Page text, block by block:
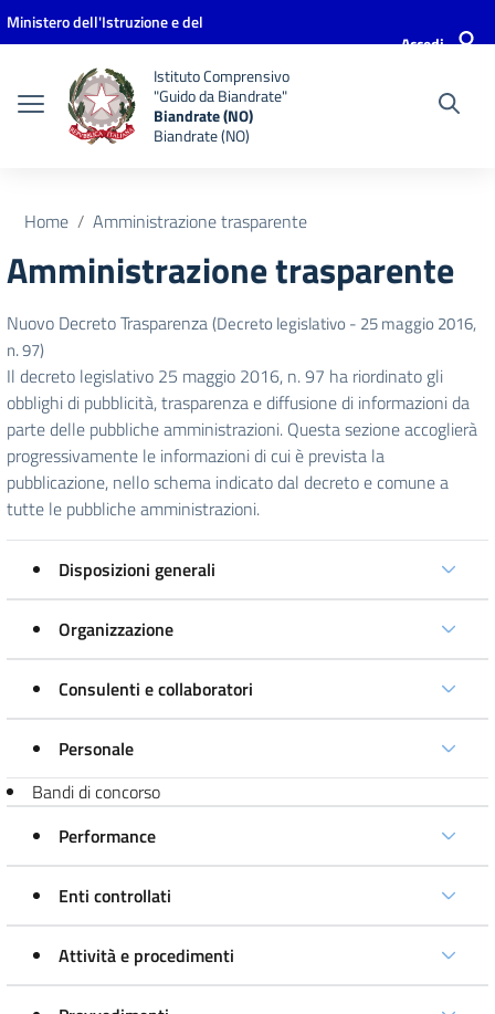
Vai ai contenuti
Vai al menu di navigazione
Vai al footer
Ministero dell'Istruzione e del
Accedi
Istituto Comprensivo
"Guido da Biandrate"
Biandrate (NO)
Biandrate (NO)
Home Amministrazione trasparente
Amministrazione trasparente
Nuovo Decreto Trasparenza(Decreto legislativo - 25 maggio 2016,
n. 97)
Il decreto legislativo 25 maggio 2016, n. 97 ha riordinato gli
obblighi di pubblicità, trasparenza e diffusione di informazioni da
parte delle pubbliche amministrazioni. Questa sezione accoglierà
progressivamente le informazioni di cui è prevista la
pubblicazione, nello schema indicato dal decreto e comune a
tutte le pubbliche amministrazioni.
Disposizioni generali
Organizzazione
Consulenti e collaboratori
Personale
Bandi di concorso
Performance
Enti controllati
Attività e procedimenti